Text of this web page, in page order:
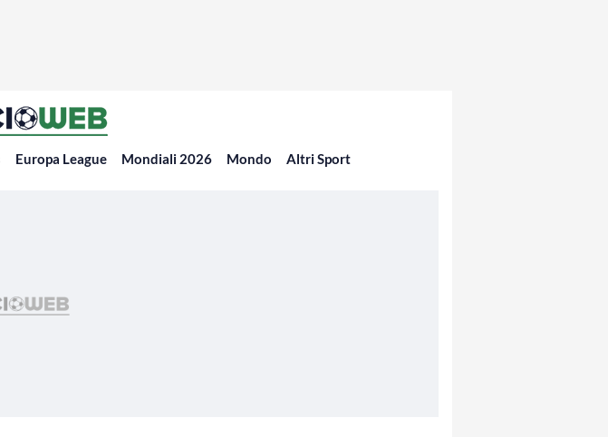
Europa League Mondiali 2026 Mondo Altri Sport